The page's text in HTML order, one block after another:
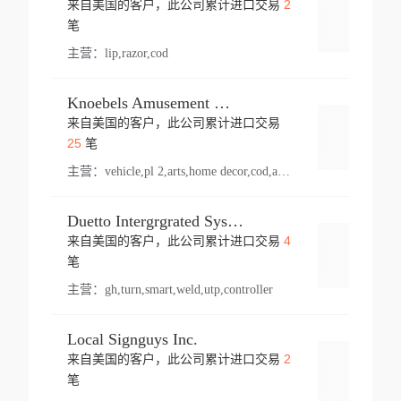
来自美国的客户，此公司累计进口交易 2
笔
主营： lip,razor,cod
Knoebels Amusement Resort
来自美国的客户，此公司累计进口交易
25笔
主营： vehicle,pl 2,arts,home decor,cod,amusement ride,sea
Duetto Intergrgrated Systems Inc.
来自美国的客户，此公司累计进口交易 4
笔
主营： gh,turn,smart,weld,utp,controller
Local Signguys Inc.
来自美国的客户，此公司累计进口交易 2
笔